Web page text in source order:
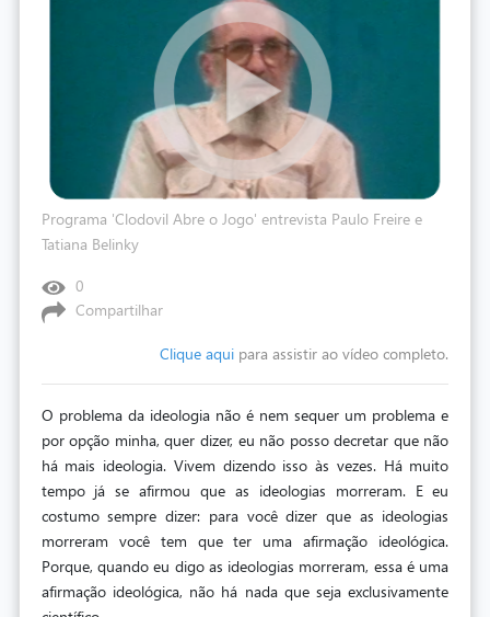
Programa 'Clodovil Abre o Jogo' entrevista Paulo Freire e
Tatiana Belinky
0
Compartilhar
Clique aqui para assistir ao vídeo completo.
O problema da ideologia não é nem sequer um problema e
por opção minha, quer dizer, eu não posso decretar que não
há mais ideologia. Vivem dizendo isso às vezes. Há muito
tempo já se afirmou que as ideologias morreram. E eu
costumo sempre dizer: para você dizer que as ideologias
morreram você tem que ter uma afirmação ideológica.
Porque, quando eu digo as ideologias morreram, essa é uma
afirmação ideológica, não há nada que seja exclusivamente